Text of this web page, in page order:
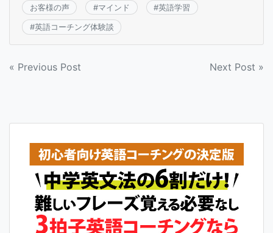
お客様の声 #マインド #英語学習
#英語コーチング体験談
投
« Previous Post Next Post »